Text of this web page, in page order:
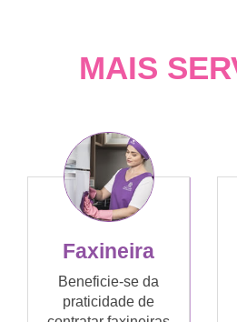
MAIS
Faxineira
Beneficie-se da
praticidade de